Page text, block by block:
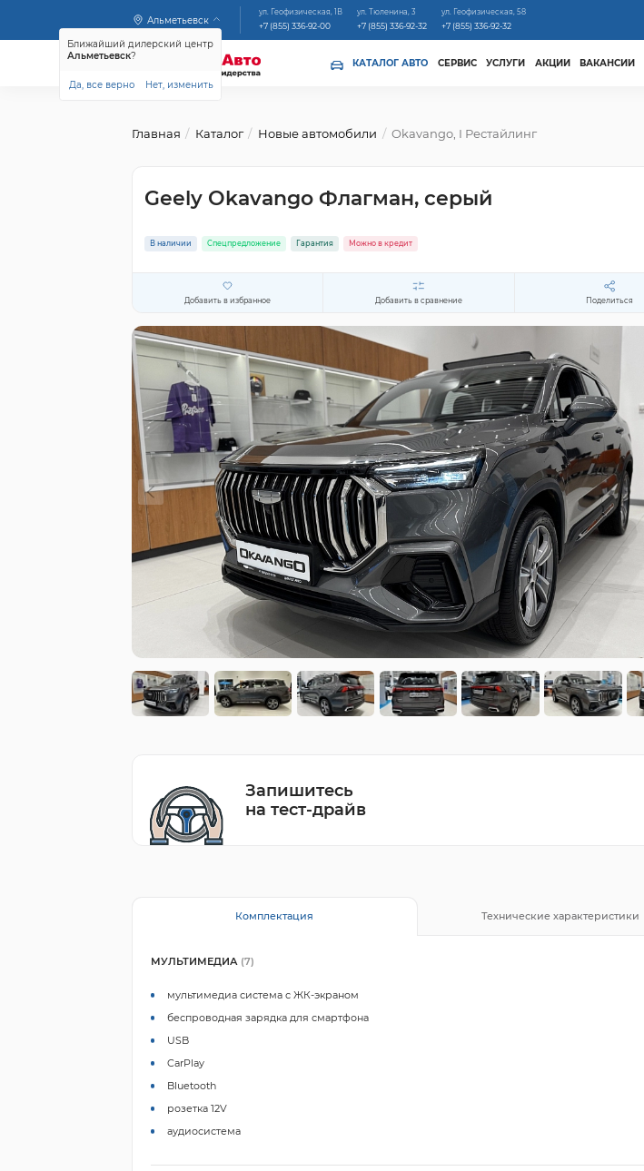
Альметьевск
Ближайший дилерский центр
Альметьевск?
Да, все верно Нет, изменить
ул. Геофизическая, 1В
+7 (855) 336-92-00
ул. Тюленина, 3
+7 (855) 336-92-32
ул. Геофизическая, 58
+7 (855) 336-92-32
КАТАЛОГ АВТО СЕРВИС УСЛУГИ АКЦИИ ВАКАНСИИ
Главная Каталог Новые автомобили Okavango, I Рестайлинг
Geely Okavango Флагман, серый
В наличии Спецпредложение Гарантия Можно в кредит
Добавить в избранное Добавить в сравнение Поделиться
Запишитесь
на тест-драйв
Комплектация Технические характеристики
МУЛЬТИМЕДИА (7)
мультимедиа система с ЖК-экраном
беспроводная зарядка для смартфона
USB
CarPlay
Bluetooth
розетка 12V
аудиосистема